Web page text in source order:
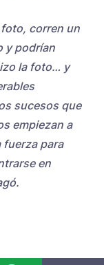
foto, corren un
y podrían
la foto… y
sucesos que
empiezan a
fuerza para
en